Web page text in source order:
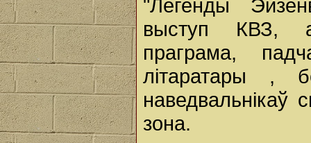
"Легенды
выступ КВЗ, а
праграма,
літаратары ,
наведвальнікаў
зона.